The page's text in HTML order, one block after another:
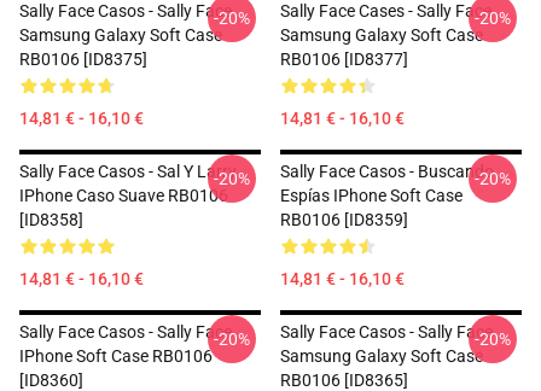
Sally Face Casos - Sally Face
Samsung Galaxy Soft Case
RB0106 [ID8375]
14,81 € - 16,10 €
-20%
Sally Face Cases - Sally Face
Samsung Galaxy Soft Case
RB0106 [ID8377]
14,81 € - 16,10 €
-20%
Sally Face Casos - Sal Y Larry
IPhone Caso Suave RB0106
[ID8358]
14,81 € - 16,10 €
-20%
Sally Face Casos - Buscando
Espías IPhone Soft Case
RB0106 [ID8359]
14,81 € - 16,10 €
-20%
Sally Face Casos - Sally Face
IPhone Soft Case RB0106
[ID8360]
-20%
Sally Face Casos - Sally Face
Samsung Galaxy Soft Case
RB0106 [ID8365]
-20%